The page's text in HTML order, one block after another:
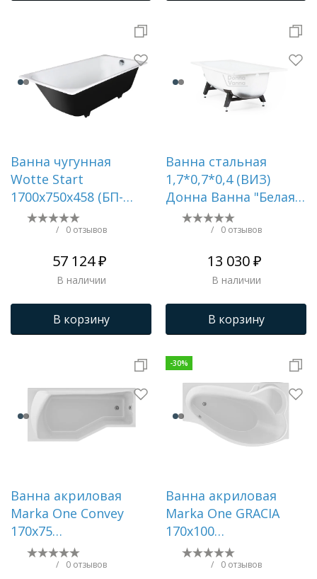
Ванна чугунная
Wotte Start
1700х750х458 (БП-
э0001104)
/ 0 отзывов
57 124 ₽
В наличии
В корзину
Ванна стальная
1,7*0,7*0,4 (ВИЗ)
Донна Ванна "Белая
Орхидея" цв.белый
(ОР-01200)
/ 0 отзывов
13 030 ₽
В наличии
В корзину
Ванна акриловая
Marka One Convey
170х75
Асимметричная
белая Левая
/ 0 отзывов
-30%
Ванна акриловая
Marka One GRACIA
170х100
Асимметричная
Белая Правая
/ 0 отзывов